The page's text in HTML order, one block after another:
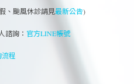
、颱風休診請見最新公告)
諮詢： 官方LINE帳號
程